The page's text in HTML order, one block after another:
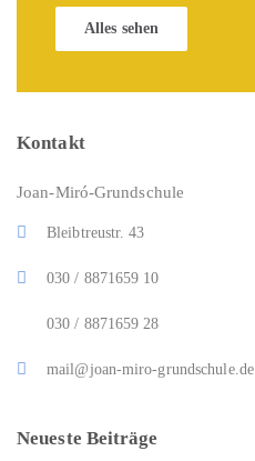
Alles sehen
Kontakt
Joan-Miró-Grundschule
Bleibtreustr. 43
030 / 8871659 10
030 / 8871659 28
mail@joan-miro-grundschule.de
Neueste Beiträge